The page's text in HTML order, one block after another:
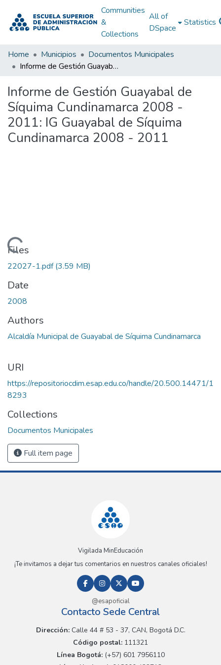
Communities
&
Collections
All of
DSpace
Statistics
Home Municipios
Documentos Municipales
Informe de Gestión Guayabal de Síquima Cundinamarca 2008 - 2011: IG Guayabal de Síquima Cundinamarca 2008 - 2011
Informe de Gestión Guayabal de
Síquima Cundinamarca 2008 -
2011: IG Guayabal de Síquima
Cundinamarca 2008 - 2011
Loading...
Files
22027-1.pdf(3.59 MB)
Date
2008
Authors
Alcaldía Municipal de Guayabal de Síquima Cundinamarca
URI
https://repositoriocdim.esap.edu.co/handle/20.500.14471/1
8293
Collections
Documentos Municipales
Full item page
Vigilada MinEducación
¡Te invitamos a dejar tus comentarios en nuestros canales oficiales!
@esapoficial
Contacto Sede Central
Dirección:Calle 44 # 53 - 37, CAN, Bogotá D.C.
Código postal: 111321
Línea Bogotá:(+57) 601 7956110